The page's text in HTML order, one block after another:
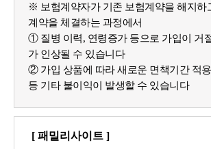
※ 보험계약자가 기존 보험계약을 해지하
계약을 체결하는 과정에서
① 질병 이력, 연령증가 등으로 가입이 거
가 인상될 수 있습니다
② 가입 상품에 따라 새로운 면책기간 적
등 기타 불이익이 발생할 수 있습니다
[ 패밀리사이트 ]